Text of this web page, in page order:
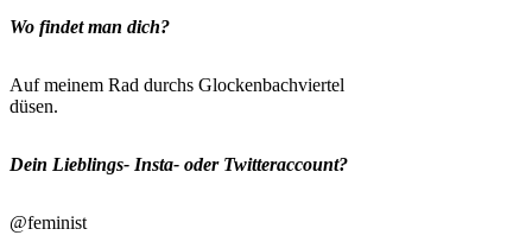
Wo findet man dich?
Auf meinem Rad durchs Glockenbachviertel
düsen.
Dein Lieblings- Insta- oder Twitteraccount?
@feminist